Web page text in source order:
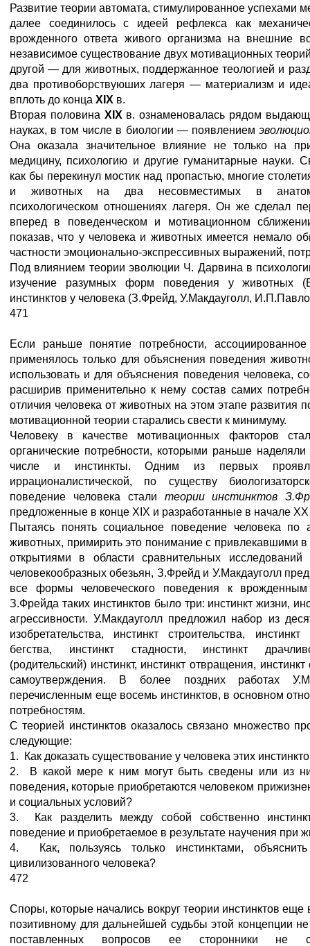
Развитие теории автомата, стимулированное успехами
далее соединилось с идеей рефлекса как
врожденного ответа живого организма на внешние
независимое существование двух мотивационных
другой — для животных, поддержанное теологией и
два противоборствуюших лагеря — материализм и
вплоть до конца XIX в.
Вторая половина XIX в. ознаменовалась рядом
науках, в том числе в биологии — появлением
Она оказала значительное влияние не только на
медицину, психологию и другие гуманитарные науки.
как бы перекинул мостик над пропастью, многие
и животных на два несовместимых в
психологическом отношениях лагеря. Он же сделал
вперед в поведенческом и мотивационном
показав, что у человека и животных имеется немало
частности эмоционально-экспрессивных выражений,
Под влиянием теории эволюции Ч. Дарвина в
изучение разумных форм поведения у животных
инстинктов у человека (З.Фрейд, У.Макдауголл,
471
Если раньше понятие потребности,
применялось только для объяснения поведения
использовать и для объяснения поведения человека,
расширив применительно к нему состав самих
отличия человека от животных на этом этапе развития
мотивационной теории старались свести к минимуму.
Человеку в качестве мотивационных факторов
органические потребности, которыми раньше
числе и инстинкты. Одним из первых
иррационалистической, по существу
поведение человека стали теории инстинктов
предложенные в конце XIX и разработанные в начале
Пытаясь понять социальное поведение человека по
животных, примирить это понимание с привлекавшими
открытиями в области сравнительных исследований
человекообразных обезьян, З.Фрейд и У.Макдауголл
все формы человеческого поведения к
З.Фрейда таких инстинктов было три: инстинкт жизни,
агрессивности. У.Макдауголл предложил набор из
изобретательства, инстинкт строительства,
бегства, инстинкт стадности, инстинкт
(родительский) инстинкт, инстинкт отвращения,
самоутверждения. В более поздних работах
перечисленным еще восемь инстинктов, в основном
потребностям.
С теорией инстинктов оказалось связано множество
следующие:
1. Как доказать существование у человека этих
2. В какой мере к ним могут быть сведены или из
поведения, которые приобретаются человеком
и социальных условий?
3. Как разделить между собой собственно
поведение и приобретаемое в результате научения при
4. Как, пользуясь только инстинктами, объяснить
цивилизованного человека?
472
Споры, которые начались вокруг теории инстинктов еще
позитивному для дальнейшей судьбы этой концепции
поставленных вопросов ее сторонники не